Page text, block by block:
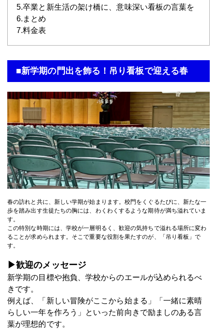
5.卒業と新生活の架け橋に、意味深い看板の言葉を
6.まとめ
7.料金表
■新学期の門出を飾る！吊り看板で迎える春
春の訪れと共に、新しい学期が始まります。校門をくぐるたびに、新たな一
歩を踏み出す生徒たちの胸には、わくわくするような期待が満ち溢れていま
す。
この特別な時期には、学校が一層明るく、歓迎の気持ちで溢れる場所に変わ
ることが求められます。そこで重要な役割を果たすのが、「吊り看板」で
す。
▶歓迎のメッセージ
新学期の目標や抱負、学校からのエールが込められるべ
きです。
例えば、「新しい冒険がここから始まる」「一緒に素晴
らしい一年を作ろう」といった前向きで励ましのある言
葉が理想的です。